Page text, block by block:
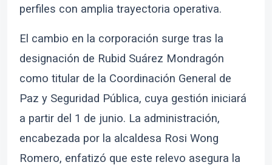
perfiles con amplia trayectoria operativa.
El cambio en la corporación surge tras la
designación de Rubid Suárez Mondragón
como titular de la Coordinación General de
Paz y Seguridad Pública, cuya gestión iniciará
a partir del 1 de junio. La administración,
encabezada por la alcaldesa Rosi Wong
Romero, enfatizó que este relevo asegura la